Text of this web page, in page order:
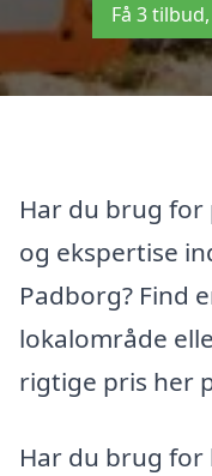
Få 3
Har du brug
og ekspertise
Padborg? Find
lokalområde
rigtige pris her
Har du brug